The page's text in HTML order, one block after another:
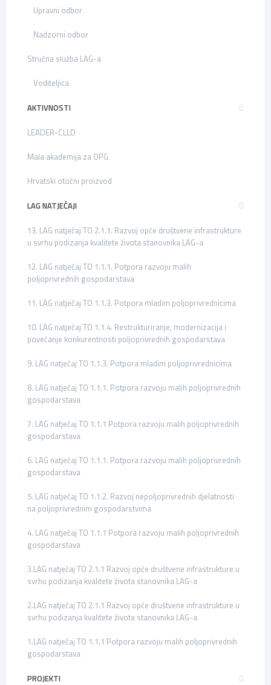
Upravni odbor
Nadzorni odbor
Stručna služba LAG-a
Voditeljica
AKTIVNOSTI
LEADER-CLLD
Mala akademija za OPG
Hrvatski otočni proizvod
LAG NATJEČAJI
13. LAG natječaj TO 2.1.1. Razvoj opće društvene infrastrukture
u svrhu podizanja kvalitete života stanovnika LAG-a
12. LAG natječaj TO 1.1.1. Potpora razvoju malih
poljoprivrednih gospodarstava
11. LAG natječaj TO 1.1.3. Potpora mladim poljoprivrednicima
10. LAG natječaj TO 1.1.4. Restrukturiranje, modernizacija i
povećanje konkurentnosti poljoprivrednih gospodarstava
9. LAG natječaj TO 1.1.3. Potpora mladim poljoprivrednicima
8. LAG natječaj TO 1.1.1. Potpora razvoju malih poljoprivrednih
gospodarstava
7. LAG natječaj TO 1.1.1 Potpora razvoju malih poljoprivrednih
gospodarstava
6. LAG natječaj TO 1.1.1. Potpora razvoju malih poljoprivrednih
gospodarstava
5. LAG natječaj TO 1.1.2. Razvoj nepoljoprivrednih djelatnosti
na poljoprivrednim gospodarstvima
4. LAG natječaj TO 1.1.1 Potpora razvoju malih poljoprivrednih
gospodarstava
3.LAG natječaj TO 2.1.1 Razvoj opće društvene infrastrukture u
svrhu podizanja kvalitete života stanovnika LAG-a
2.LAG natječaj TO 2.1.1 Razvoj opće društvene infrastrukture u
svrhu podizanja kvalitete života stanovnika LAG-a
1.LAG natječaj TO 1.1.1 Potpora razvoju malih poljoprivrednih
gospodarstava
PROJEKTI